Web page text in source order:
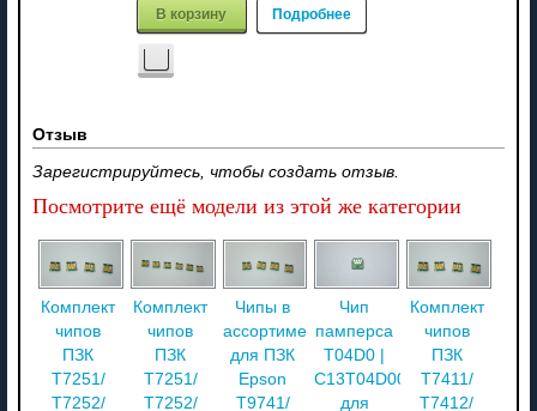
В корзину Подробнее
Отзыв
Зарегистрируйтесь, чтобы создать отзыв.
Посмотрите ещё модели из этой же категории
Комплект
чипов
ПЗК
T7251/
T7252/
Комплект
чипов
ПЗК
T7251/
T7252/
Чипы в
ассортименте
для ПЗК
Epson
T9741/
Чип
памперса
T04D0 |
C13T04D000
для
Комплект
чипов
ПЗК
T7411/
T7412/